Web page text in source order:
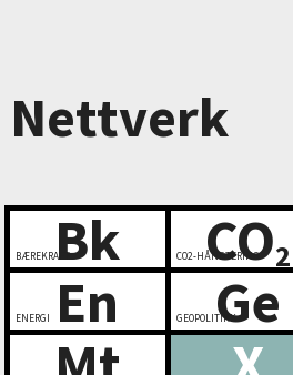
Nettverk
Bk
BÆREKRAFT CO2
CO2-HÅNDTERING
En
ENERGI Ge
GEOPOLITIKK